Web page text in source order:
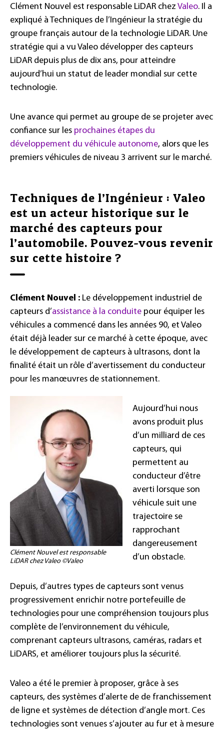
Clément Nouvel est responsable LiDAR chez Valeo. Il a
expliqué à Techniques de l’Ingénieur la stratégie du
groupe français autour de la technologie LiDAR. Une
stratégie qui a vu Valeo développer des capteurs
LiDAR depuis plus de dix ans, pour atteindre
aujourd’hui un statut de leader mondial sur cette
technologie.
Une avance qui permet au groupe de se projeter avec
confiance sur les prochaines étapes du
développement du véhicule autonome, alors que les
premiers véhicules de niveau 3 arrivent sur le marché.
Techniques de l’Ingénieur : Valeo
est un acteur historique sur le
marché des capteurs pour
l’automobile. Pouvez-vous revenir
sur cette histoire ?
Clément Nouvel : Le développement industriel de
capteurs d’assistance à la conduite pour équiper les
véhicules a commencé dans les années 90, et Valeo
était déjà leader sur ce marché à cette époque, avec
le développement de capteurs à ultrasons, dont la
finalité était un rôle d’avertissement du conducteur
pour les manœuvres de stationnement.
Clément Nouvel est responsable
LiDAR chez Valeo ©Valeo
Aujourd’hui nous
avons produit plus
d’un milliard de ces
capteurs, qui
permettent au
conducteur d’être
averti lorsque son
véhicule suit une
trajectoire se
rapprochant
dangereusement
d’un obstacle.
Depuis, d’autres types de capteurs sont venus
progressivement enrichir notre portefeuille de
technologies pour une compréhension toujours plus
complète de l’environnement du véhicule,
comprenant capteurs ultrasons, caméras, radars et
LiDARS, et améliorer toujours plus la sécurité.
Valeo a été le premier à proposer, grâce à ses
capteurs, des systèmes d’alerte de de franchissement
de ligne et systèmes de détection d’angle mort. Ces
technologies sont venues s’ajouter au fur et à mesure